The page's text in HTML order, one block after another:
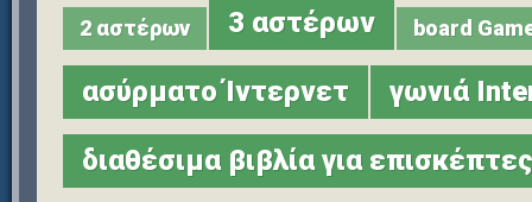
2 αστέρων 3 αστέρων board
ασύρματο Ίντερνετ γωνιά
διαθέσιμα βιβλία για επισκέπτες